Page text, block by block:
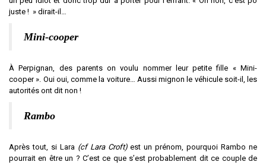
juste ! » dirait-il…
Mini-cooper
À Perpignan, des parents on voulu nommer leur petite fille « Mini-
cooper ». Oui oui, comme la voiture… Aussi mignon le véhicule soit-il, les
autorités ont dit non !
Rambo
Après tout, si Lara (cf Lara Croft)est un prénom, pourquoi Rambo ne
pourrait en être un ? C’est ce que s’est probablement dit ce couple de